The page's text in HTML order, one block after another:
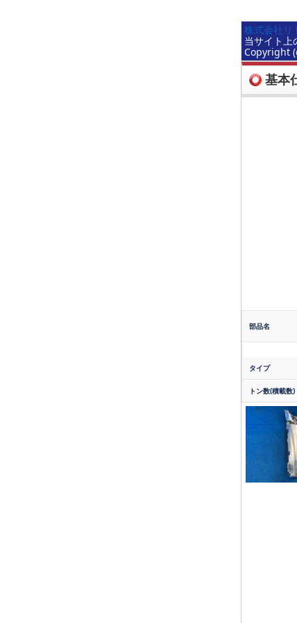
株式会社リ
当サイト上
Copyright
基本
部品名
タイプ
トン数(積載数)